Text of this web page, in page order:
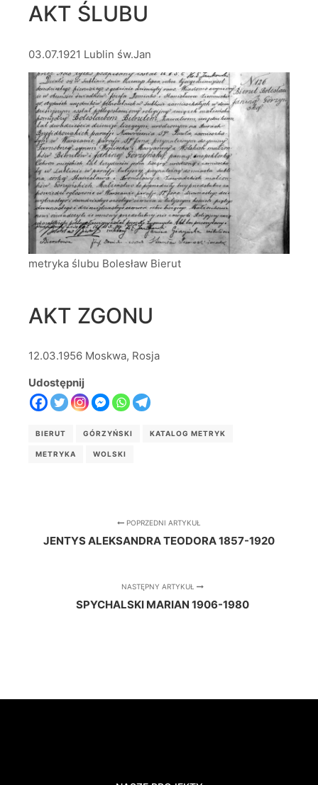
AKT ŚLUBU
03.07.1921 Lublin św.Jan
metryka ślubu Bolesław Bierut
AKT ZGONU
12.03.1956 Moskwa, Rosja
Udostępnij
BIERUT GÓRZYŃSKI KATALOG METRYK
METRYKA WOLSKI
POPRZEDNI ARTYKUŁ
JENTYS ALEKSANDRA TEODORA 1857-1920
NASTĘPNY ARTYKUŁ
SPYCHALSKI MARIAN 1906-1980